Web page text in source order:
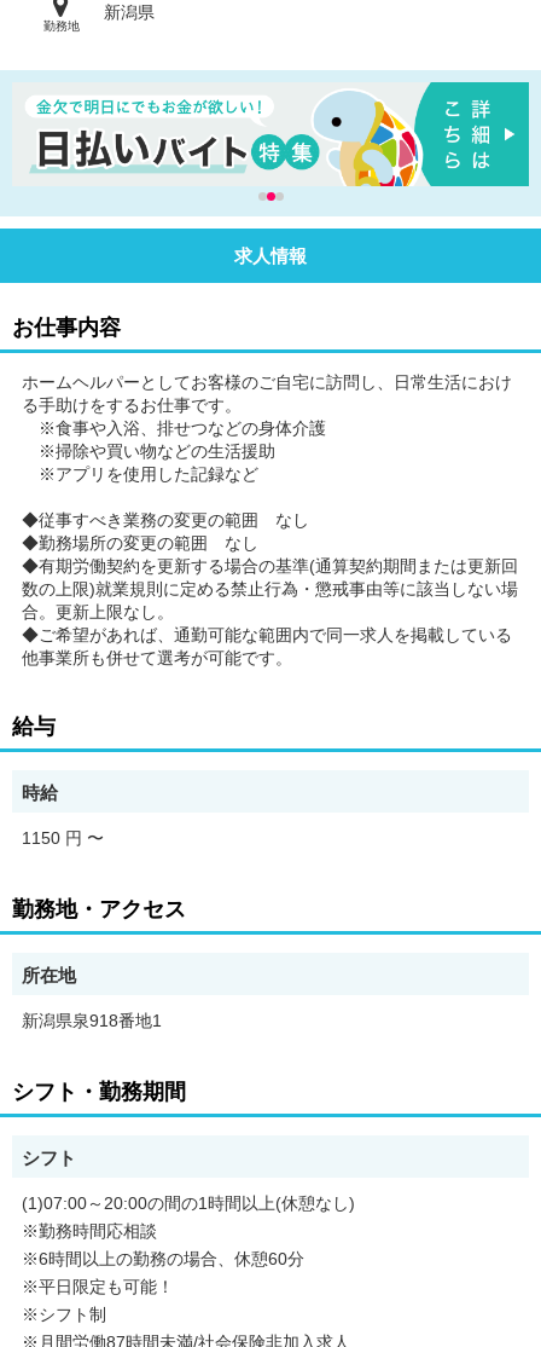
勤務地
新潟県
求人情報
お仕事内容
ホームヘルパーとしてお客様のご自宅に訪問し、日常生活におけ
る手助けをするお仕事です。
※食事や入浴、排せつなどの身体介護
※掃除や買い物などの生活援助
※アプリを使用した記録など
◆従事すべき業務の変更の範囲 なし
◆勤務場所の変更の範囲 なし
◆有期労働契約を更新する場合の基準(通算契約期間または更新回
数の上限)就業規則に定める禁止行為・懲戒事由等に該当しない場
合。更新上限なし。
◆ご希望があれば、通勤可能な範囲内で同一求人を掲載している
他事業所も併せて選考が可能です。
給与
時給
1150 円 〜
勤務地・アクセス
所在地
新潟県泉918番地1
シフト・勤務期間
シフト
(1)07:00～20:00の間の1時間以上(休憩なし)
※勤務時間応相談
※6時間以上の勤務の場合、休憩60分
※平日限定も可能！
※シフト制
※月間労働87時間未満/社会保険非加入求人